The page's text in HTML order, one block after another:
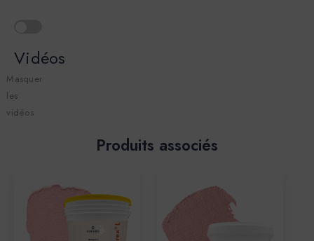
Vidéos
Masquer
les
vidéos
Produits associés